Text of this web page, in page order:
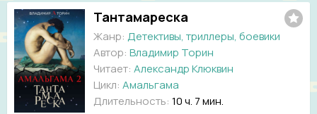
Тантамареска
Жанр: Детективы, триллеры, боевики
Автор: Владимир Торин
Читает: Александр Клюквин
Цикл: Амальгама
Длительность: 10 ч. 7 мин.